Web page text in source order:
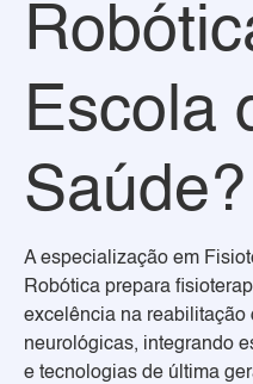
Escola
Saúde?
A especialização em
Robótica prepara
excelência na reabilitação
neurológicas, integrando
e tecnologias de última